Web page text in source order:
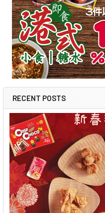
RECENT POSTS